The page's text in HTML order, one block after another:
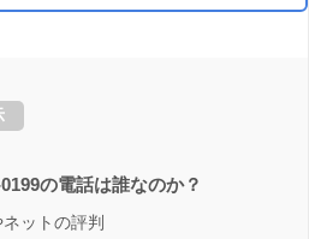
の電話は誰なのか？
ットの評判